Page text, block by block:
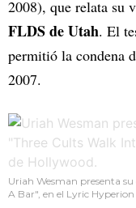
2008), que relata su
FLDS de Utah. El
permitió la condena
2007.
Uriah Wesman presenta
A Bar", en el Lyric